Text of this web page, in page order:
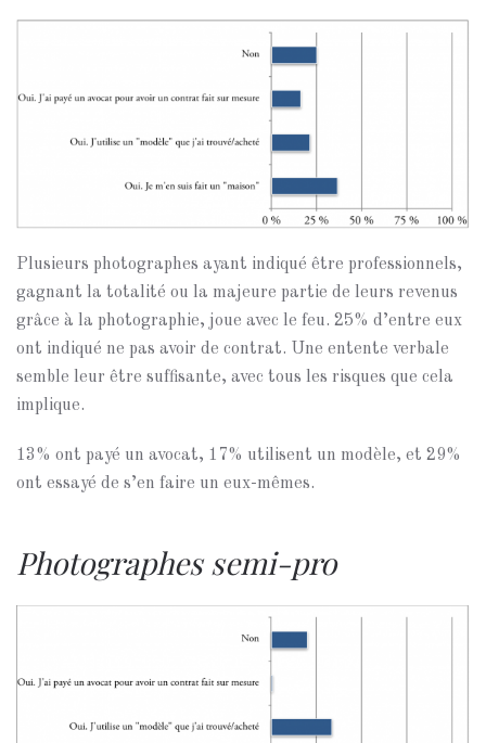
Plusieurs photographes ayant indiqué être professionnels,
gagnant la totalité ou la majeure partie de leurs revenus
grâce à la photographie, joue avec le feu. 25% d’entre eux
ont indiqué ne pas avoir de contrat. Une entente verbale
semble leur être suffisante, avec tous les risques que cela
implique.
13% ont payé un avocat, 17% utilisent un modèle, et 29%
ont essayé de s’en faire un eux-mêmes.
Photographes semi-pro